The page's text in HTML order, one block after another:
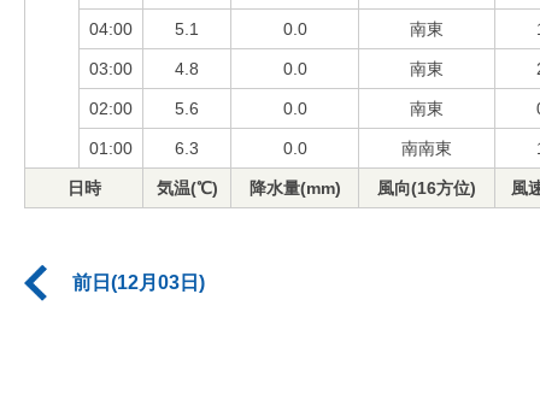
04:00 5.1 0.0 南東
03:00 4.8 0.0 南東
02:00 5.6 0.0 南東
01:00 6.3 0.0 南南東
日時 気温(℃) 降水量(mm) 風向(16方位) 風
前日(12月03日)